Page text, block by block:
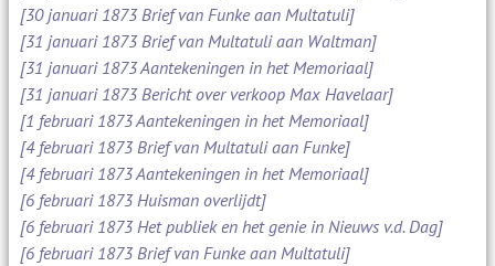
[30 januari 1873 Brief van Funke aan Multatuli]
[31 januari 1873 Brief van Multatuli aan Waltman]
[31 januari 1873 Aantekeningen in het Memoriaal]
[31 januari 1873 Bericht over verkoop Max Havelaar]
[1 februari 1873 Aantekeningen in het Memoriaal]
[4 februari 1873 Brief van Multatuli aan Funke]
[4 februari 1873 Aantekeningen in het Memoriaal]
[6 februari 1873 Huisman overlijdt]
[6 februari 1873 Het publiek en het genie in Nieuws v.d. Dag]
[6 februari 1873 Brief van Funke aan Multatuli]